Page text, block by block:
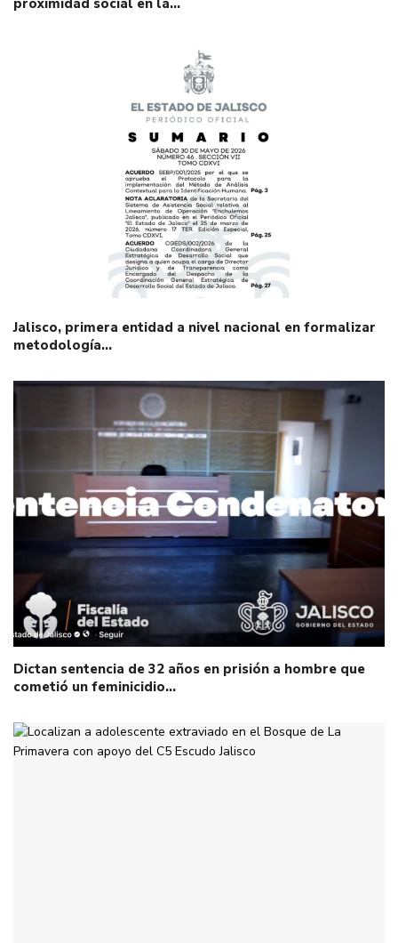
proximidad social en la…
Jalisco, primera entidad a nivel nacional en formalizar
metodología…
Dictan sentencia de 32 años en prisión a hombre que
cometió un feminicidio…